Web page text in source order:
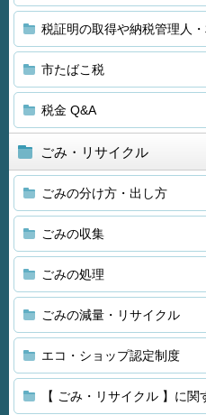
税証明の取得や納税管理人
市たばこ税
税金 Q&A
ごみ・リサイクル
ごみの分け方・出し方
ごみの収集
ごみの処理
ごみの減量・リサイクル
エコ・ショップ認定制度
【 ごみ・リサイクル 】に関